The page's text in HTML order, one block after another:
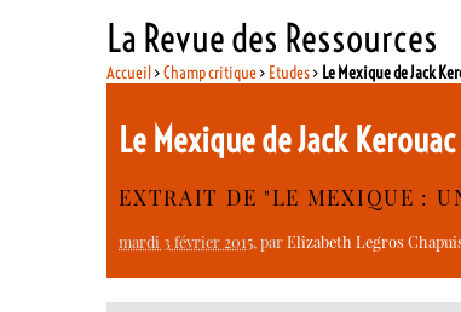
La Revue des Ressources
Accueil>Champ critique> Etudes> Le Mexique de Jack
Le Mexique de Jack Kerouac
EXTRAIT DE "LE MEXIQUE :
mardi 3 février 2015, parElizabeth Legros